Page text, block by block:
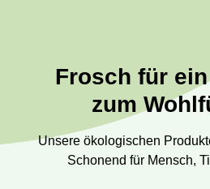
Frosch für
zum
Unsere ökologischen
Schonend für Mensch,